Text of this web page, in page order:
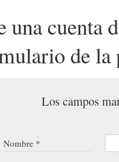
una cuenta
de la
Los campos
Nombre *